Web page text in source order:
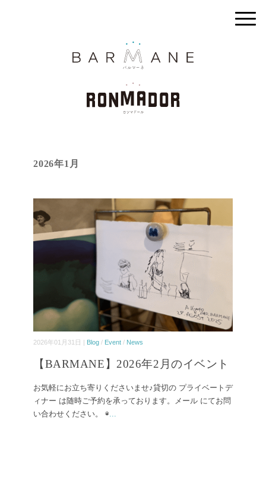
2026年1月
2026年01月31日 | Blog / Event / News
【BARMANE】2026年2月のイベント
お気軽にお立ち寄りくださいませ♪貸切の プライベートデ
ィナー は随時ご予約を承っております。メール にてお問
い合わせください。 ◉